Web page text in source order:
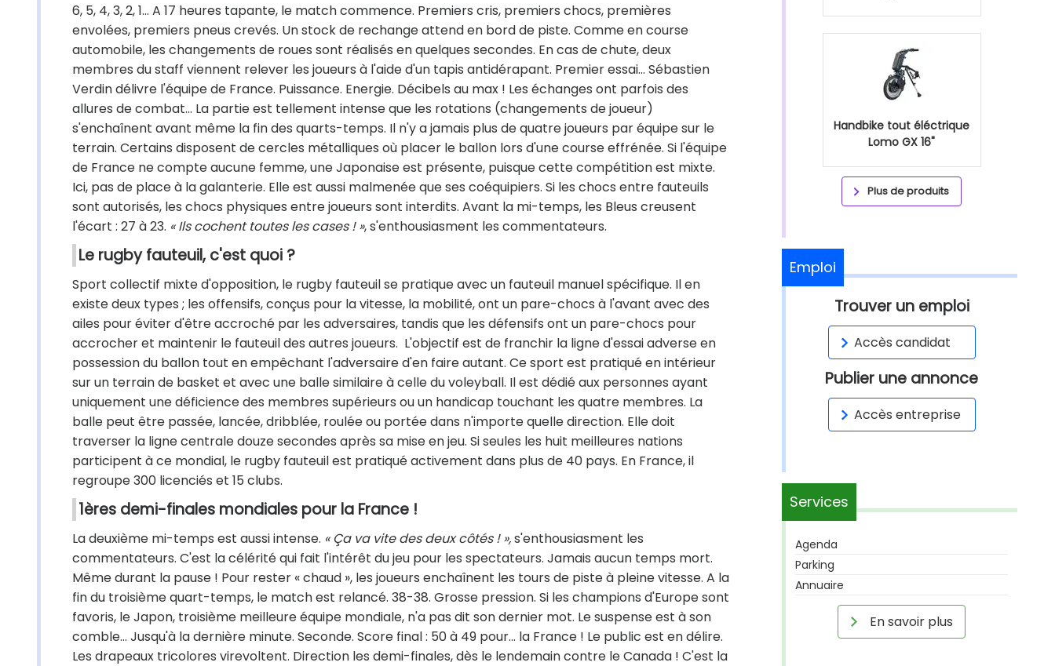
6, 5, 4, 3, 2, 1... A 17 heures tapante, le match commence. Premiers cris, premiers chocs, premières
envolées, premiers pneus crevés. Un stock de rechange attend en bord de piste. Comme en course
automobile, les changements de roues sont réalisés en quelques secondes. En cas de chute, deux
membres du staff viennent relever les joueurs à l'aide d'un tapis antidérapant. Premier essai... Sébastien
Verdin délivre l'équipe de France. Puissance. Energie. Décibels au max ! Les échanges ont parfois des
allures de combat... La partie est tellement intense que les rotations (changements de joueur)
s'enchaînent avant même la fin des quarts-temps. Il n'y a jamais plus de quatre joueurs par équipe sur le
terrain. Certains disposent de cercles métalliques où placer le ballon lors d'une course effrénée. Si l'équipe
de France ne compte aucune femme, une Japonaise est présente, puisque cette compétition est mixte.
Ici, pas de place à la galanterie. Elle est aussi malmenée que ses coéquipiers. Si les chocs entre fauteuils
sont autorisés, les chocs physiques entre joueurs sont interdits. Avant la mi-temps, les Bleus creusent
l'écart : 27 à 23. « Ils cochent toutes les cases ! », s'enthousiasment les commentateurs.
Le rugby fauteuil, c'est quoi ?
Sport collectif mixte d'opposition, le rugby fauteuil se pratique avec un fauteuil manuel spécifique. Il en
existe deux types ; les offensifs, conçus pour la vitesse, la mobilité, ont un pare-chocs à l'avant avec des
ailes pour éviter d'être accroché par les adversaires, tandis que les défensifs ont un pare-chocs pour
accrocher et maintenir le fauteuil des autres joueurs. L'objectif est de franchir la ligne d'essai adverse en
possession du ballon tout en empêchant l'adversaire d'en faire autant. Ce sport est pratiqué en intérieur
sur un terrain de basket et avec une balle similaire à celle du voleyball. Il est dédié aux personnes ayant
uniquement une déficience des membres supérieurs ou un handicap touchant les quatre membres. La
balle peut être passée, lancée, dribblée, roulée ou portée dans n'importe quelle direction. Elle doit
traverser la ligne centrale douze secondes après sa mise en jeu. Si seules les huit meilleures nations
participent à ce mondial, le rugby fauteuil est pratiqué activement dans plus de 40 pays. En France, il
regroupe 300 licenciés et 15 clubs.
1ères demi-finales mondiales pour la France !
La deuxième mi-temps est aussi intense. « Ça va vite des deux côtés ! »,s'enthousiasment les
commentateurs. C'est la célérité qui fait l'intérêt du jeu pour les spectateurs. Jamais aucun temps mort.
Même durant la pause ! Pour rester « chaud », les joueurs enchaînent les tours de piste à pleine vitesse. A la
fin du troisième quart-temps, le match est relancé. 38-38. Grosse pression. Si les champions d'Europe sont
favoris, le Japon, troisième meilleure équipe mondiale, n'a pas dit son dernier mot. Le suspense est à son
comble... Jusqu'à la dernière minute. Seconde. Score final : 50 à 49 pour... la France ! Le public est en délire.
Les drapeaux tricolores virevoltent. Direction les demi-finales, dès le lendemain contre le Canada ! C'est la
Handbike tout éléctrique
Lomo GX 16"
Plus de produits
Emploi
Trouver un emploi
Accès candidat
Publier une annonce
Accès entreprise
Services
Agenda
Parking
Annuaire
En savoir plus